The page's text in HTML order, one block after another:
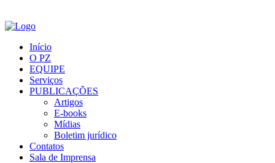
Início
O PZ
EQUIPE
Serviços
PUBLICAÇÕES
Artigos
E-books
Mídias
Boletim jurídico
Contatos
Sala de Imprensa